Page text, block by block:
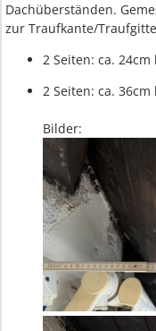
Dachüberständen.
zur Traufkante/
2 Seiten: ca. 24cm
2 Seiten: ca. 36cm
Bilder: